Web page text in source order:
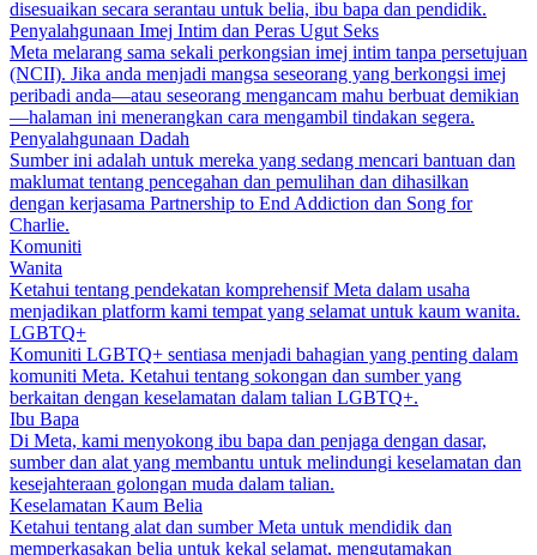
disesuaikan secara serantau untuk belia, ibu bapa dan pendidik.
Penyalahgunaan Imej Intim dan Peras Ugut Seks
Meta melarang sama sekali perkongsian imej intim tanpa persetujuan
(NCII). Jika anda menjadi mangsa seseorang yang berkongsi imej
peribadi anda—atau seseorang mengancam mahu berbuat demikian
—halaman ini menerangkan cara mengambil tindakan segera.
Penyalahgunaan Dadah
Sumber ini adalah untuk mereka yang sedang mencari bantuan dan
maklumat tentang pencegahan dan pemulihan dan dihasilkan
dengan kerjasama Partnership to End Addiction dan Song for
Charlie.
Komuniti
Wanita
Ketahui tentang pendekatan komprehensif Meta dalam usaha
menjadikan platform kami tempat yang selamat untuk kaum wanita.
LGBTQ+
Komuniti LGBTQ+ sentiasa menjadi bahagian yang penting dalam
komuniti Meta. Ketahui tentang sokongan dan sumber yang
berkaitan dengan keselamatan dalam talian LGBTQ+.
Ibu Bapa
Di Meta, kami menyokong ibu bapa dan penjaga dengan dasar,
sumber dan alat yang membantu untuk melindungi keselamatan dan
kesejahteraan golongan muda dalam talian.
Keselamatan Kaum Belia
Ketahui tentang alat dan sumber Meta untuk mendidik dan
memperkasakan belia untuk kekal selamat, mengutamakan